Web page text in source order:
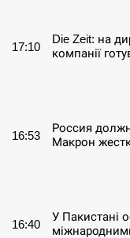
17:10
Die Zeit: на
компанії
16:53
Россия
Макрон
16:40
У Пакистані